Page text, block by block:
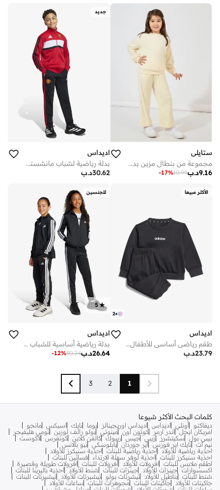
ستايلي
مجموعة من بنطال مزين بدرزات مع سويت شيرت مخمل
د.ب9.16
10.99
-17%
جديد
اديداس
بدلة رياضية لشباب مانشستر يونايتد
د.ب30.62
الأكثر مبيعا
+
2
اديداس
طقم رياضي أساسي للأطفال الرضع
د.ب23.79
للجنسين
5
(
1
)
اديداس
بدلة رياضية أساسية للشباب بتقنية كلايماكول
د.ب26.64
30.24
-12%
1
2
3
كلمات البحث الأكثر شيوعا
ديفاكتو أونلي اديداس اديداس اوريجينالز بوما نايك اسيكس مانجو
امريكان ايجل
اندر ارمر كوتون اون مينوتي بولو رالف لورين تومي هليفيجر
بيبي بول
سكيتشرز زيبي جيس ريبوك كالفن كلاين كونفرس لاكوست
نيم ات نايك اير فورس اير جوردان بابلوسكي نيو بالانس
احذية رياضية للأولاد
احذية رياضية للبنات
احذية سنيكرز للأولاد
احذية سنيكرز للبنات
احذية لوفر سهلة الارتداء
فساتين للبنات
اطقم ملابس للبنات
افرولات للأولاد افرولات للبنات
افرولات طويلة وقصيرة
اكسسوارات جينزات للأولاد جينزات للبنات شنط للأولاد
احذية باليرينا للبنات
شنط للبنات بناطيل للأولاد تيشرتات بولو تيشيرتات للأولاد
تيشيرتات للبنات
جاكيتات للأولاد
جاكيتات للبنات مجوهرات للبنات
ساعات للأولاد